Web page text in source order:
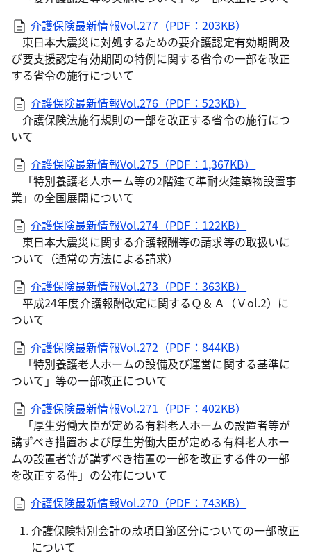
介護保険最新情報Vol.277（PDF：203KB）
東日本大震災に対処するための要介護認定有効期間及
び要支援認定有効期間の特例に関する省令の一部を改正
する省令の施行について
介護保険最新情報Vol.276（PDF：523KB）
介護保険法施行規則の一部を改正する省令の施行につ
いて
介護保険最新情報Vol.275（PDF：1,367KB）
「特別養護老人ホーム等の2階建て準耐火建築物設置事
業」の全国展開について
介護保険最新情報Vol.274（PDF：122KB）
東日本大震災に関する介護報酬等の請求等の取扱いに
ついて（通常の方法による請求）
介護保険最新情報Vol.273（PDF：363KB）
平成24年度介護報酬改定に関するＱ＆Ａ（Ｖol.2）に
ついて
介護保険最新情報Vol.272（PDF：844KB）
「特別養護老人ホームの設備及び運営に関する基準に
ついて」等の一部改正について
介護保険最新情報Vol.271（PDF：402KB）
「厚生労働大臣が定める有料老人ホームの設置者等が
講ずべき措置および厚生労働大臣が定める有料老人ホー
ムの設置者等が講ずべき措置の一部を改正する件の一部
を改正する件」の公布について
介護保険最新情報Vol.270（PDF：743KB）
介護保険特別会計の款項目節区分についての一部改正
について